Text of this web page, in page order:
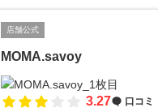
店舗公式
MOMA.savoy
3.27 口コミ